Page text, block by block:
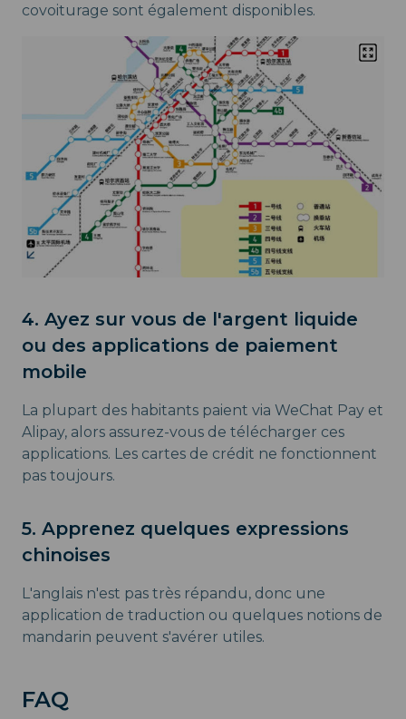
covoiturage sont également disponibles.
4. Ayez sur vous de l'argent liquide
ou des applications de paiement
mobile
La plupart des habitants paient via WeChat Pay et
Alipay, alors assurez-vous de télécharger ces
applications. Les cartes de crédit ne fonctionnent
pas toujours.
5. Apprenez quelques expressions
chinoises
L'anglais n'est pas très répandu, donc une
application de traduction ou quelques notions de
mandarin peuvent s'avérer utiles.
FAQ